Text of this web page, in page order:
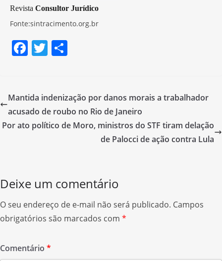
Revista Consultor Jurídico
Fonte:sintracimento.org.br
F
a
e
b
o
T
w
er e
Mantida indenização por danos morais a trabalhador
acusado de roubo no Rio de Janeiro
Por ato político de Moro, ministros do STF tiram delação
de Palocci de ação contra Lula
Deixe um comentário
O seu endereço de e-mail não será publicado. Campos
obrigatórios são marcados com *
Comentário *